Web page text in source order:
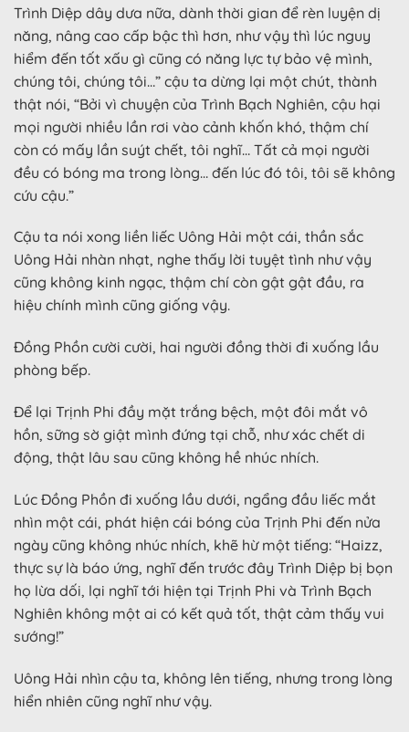
Trình Diệp dây dưa nữa, dành thời gian để rèn luyện dị
năng, nâng cao cấp bậc thì hơn, như vậy thì lúc nguy
hiểm đến tốt xấu gì cũng có năng lực tự bảo vệ mình,
chúng tôi, chúng tôi…” cậu ta dừng lại một chút, thành
thật nói, “Bởi vì chuyện của Trình Bạch Nghiên, cậu hại
mọi người nhiều lần rơi vào cảnh khốn khó, thậm chí
còn có mấy lần suýt chết, tôi nghĩ… Tất cả mọi người
đều có bóng ma trong lòng… đến lúc đó tôi, tôi sẽ không
cứu cậu.”
Cậu ta nói xong liền liếc Uông Hải một cái, thần sắc
Uông Hải nhàn nhạt, nghe thấy lời tuyệt tình như vậy
cũng không kinh ngạc, thậm chí còn gật gật đầu, ra
hiệu chính mình cũng giống vậy.
Đồng Phồn cười cười, hai người đồng thời đi xuống lầu
phòng bếp.
Để lại Trịnh Phi đầy mặt trắng bệch, một đôi mắt vô
hồn, sững sờ giật mình đứng tại chỗ, như xác chết di
động, thật lâu sau cũng không hề nhúc nhích.
Lúc Đồng Phồn đi xuống lầu dưới, ngẩng đầu liếc mắt
nhìn một cái, phát hiện cái bóng của Trịnh Phi đến nửa
ngày cũng không nhúc nhích, khẽ hừ một tiếng: “Haizz,
thực sự là báo ứng, nghĩ đến trước đây Trình Diệp bị bọn
họ lừa dối, lại nghĩ tới hiện tại Trịnh Phi và Trình Bạch
Nghiên không một ai có kết quả tốt, thật cảm thấy vui
sướng!”
Uông Hải nhìn cậu ta, không lên tiếng, nhưng trong lòng
hiển nhiên cũng nghĩ như vậy.